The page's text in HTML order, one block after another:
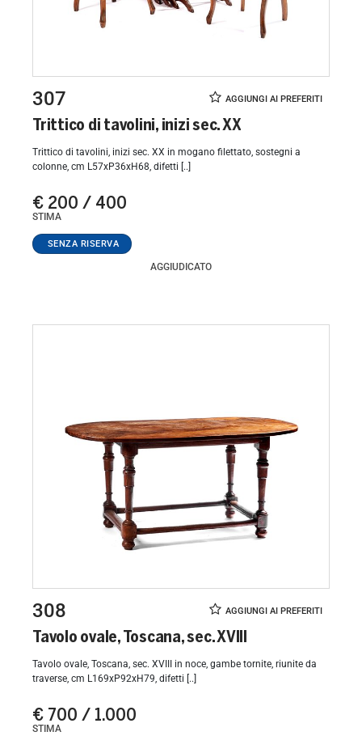
307
Trittico di tavolini, inizi sec. XX
Trittico di tavolini, inizi sec. XX in mogano filettato, sostegni a
colonne, cm L57xP36xH68, difetti [..]
€ 200 / 400
STIMA
AGGIUDICATO
308
Tavolo ovale, Toscana, sec. XVIII
Tavolo ovale, Toscana, sec. XVIII in noce, gambe tornite, riunite da
traverse, cm L169xP92xH79, difetti [..]
€ 700 / 1.000
STIMA